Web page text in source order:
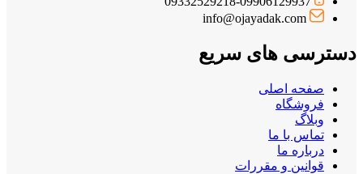
info@ojayadak.com
دسترسی های سریع
صفحه اصلی
فروشگاه
وبلاگ
تماس با ما
درباره ما
قوانین و مقررات